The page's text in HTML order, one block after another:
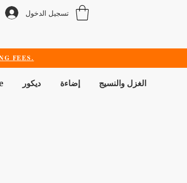
تسجيل الدخول
FEES.
ديكور إضاءة الغزل والنسيج